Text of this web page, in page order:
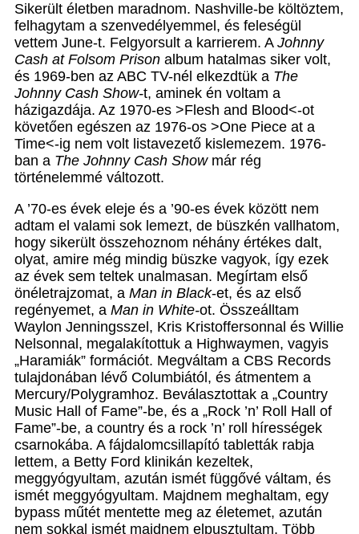
Sikerült életben maradnom. Nashville-be költöztem,
felhagytam a szenvedélyemmel, és feleségül
vettem June-t. Felgyorsult a karrierem. A Johnny
Cash at Folsom Prison album hatalmas siker volt,
és 1969-ben az ABC TV-nél elkezdtük a The
Johnny Cash Show-t, aminek én voltam a
házigazdája. Az 1970-es >Flesh and Blood<-ot
követően egészen az 1976-os >One Piece at a
Time<-ig nem volt listavezető kislemezem. 1976-
ban a The Johnny Cash Show már rég
történelemmé változott.
A ’70-es évek eleje és a ’90-es évek között nem
adtam el valami sok lemezt, de büszkén vallhatom,
hogy sikerült összehoznom néhány értékes dalt,
olyat, amire még mindig büszke vagyok, így ezek
az évek sem teltek unalmasan. Megírtam első
önéletrajzomat, a Man in Black-et, és az első
regényemet, a Man in White-ot. Összeálltam
Waylon Jenningsszel, Kris Kristoffersonnal és Willie
Nelsonnal, megalakítottuk a Highwaymen, vagyis
„Haramiák” formációt. Megváltam a CBS Records
tulajdonában lévő Columbiától, és átmentem a
Mercury/Polygramhoz. Beválasztottak a „Country
Music Hall of Fame”-be, és a „Rock ’n’ Roll Hall of
Fame”-be, a country és a rock ’n’ roll hírességek
csarnokába. A fájdalomcsillapító tabletták rabja
lettem, a Betty Ford klinikán kezeltek,
meggyógyultam, azután ismét függővé váltam, és
ismét meggyógyultam. Majdnem meghaltam, egy
bypass műtét mentette meg az életemet, azután
nem sokkal ismét majdnem elpusztultam. Több